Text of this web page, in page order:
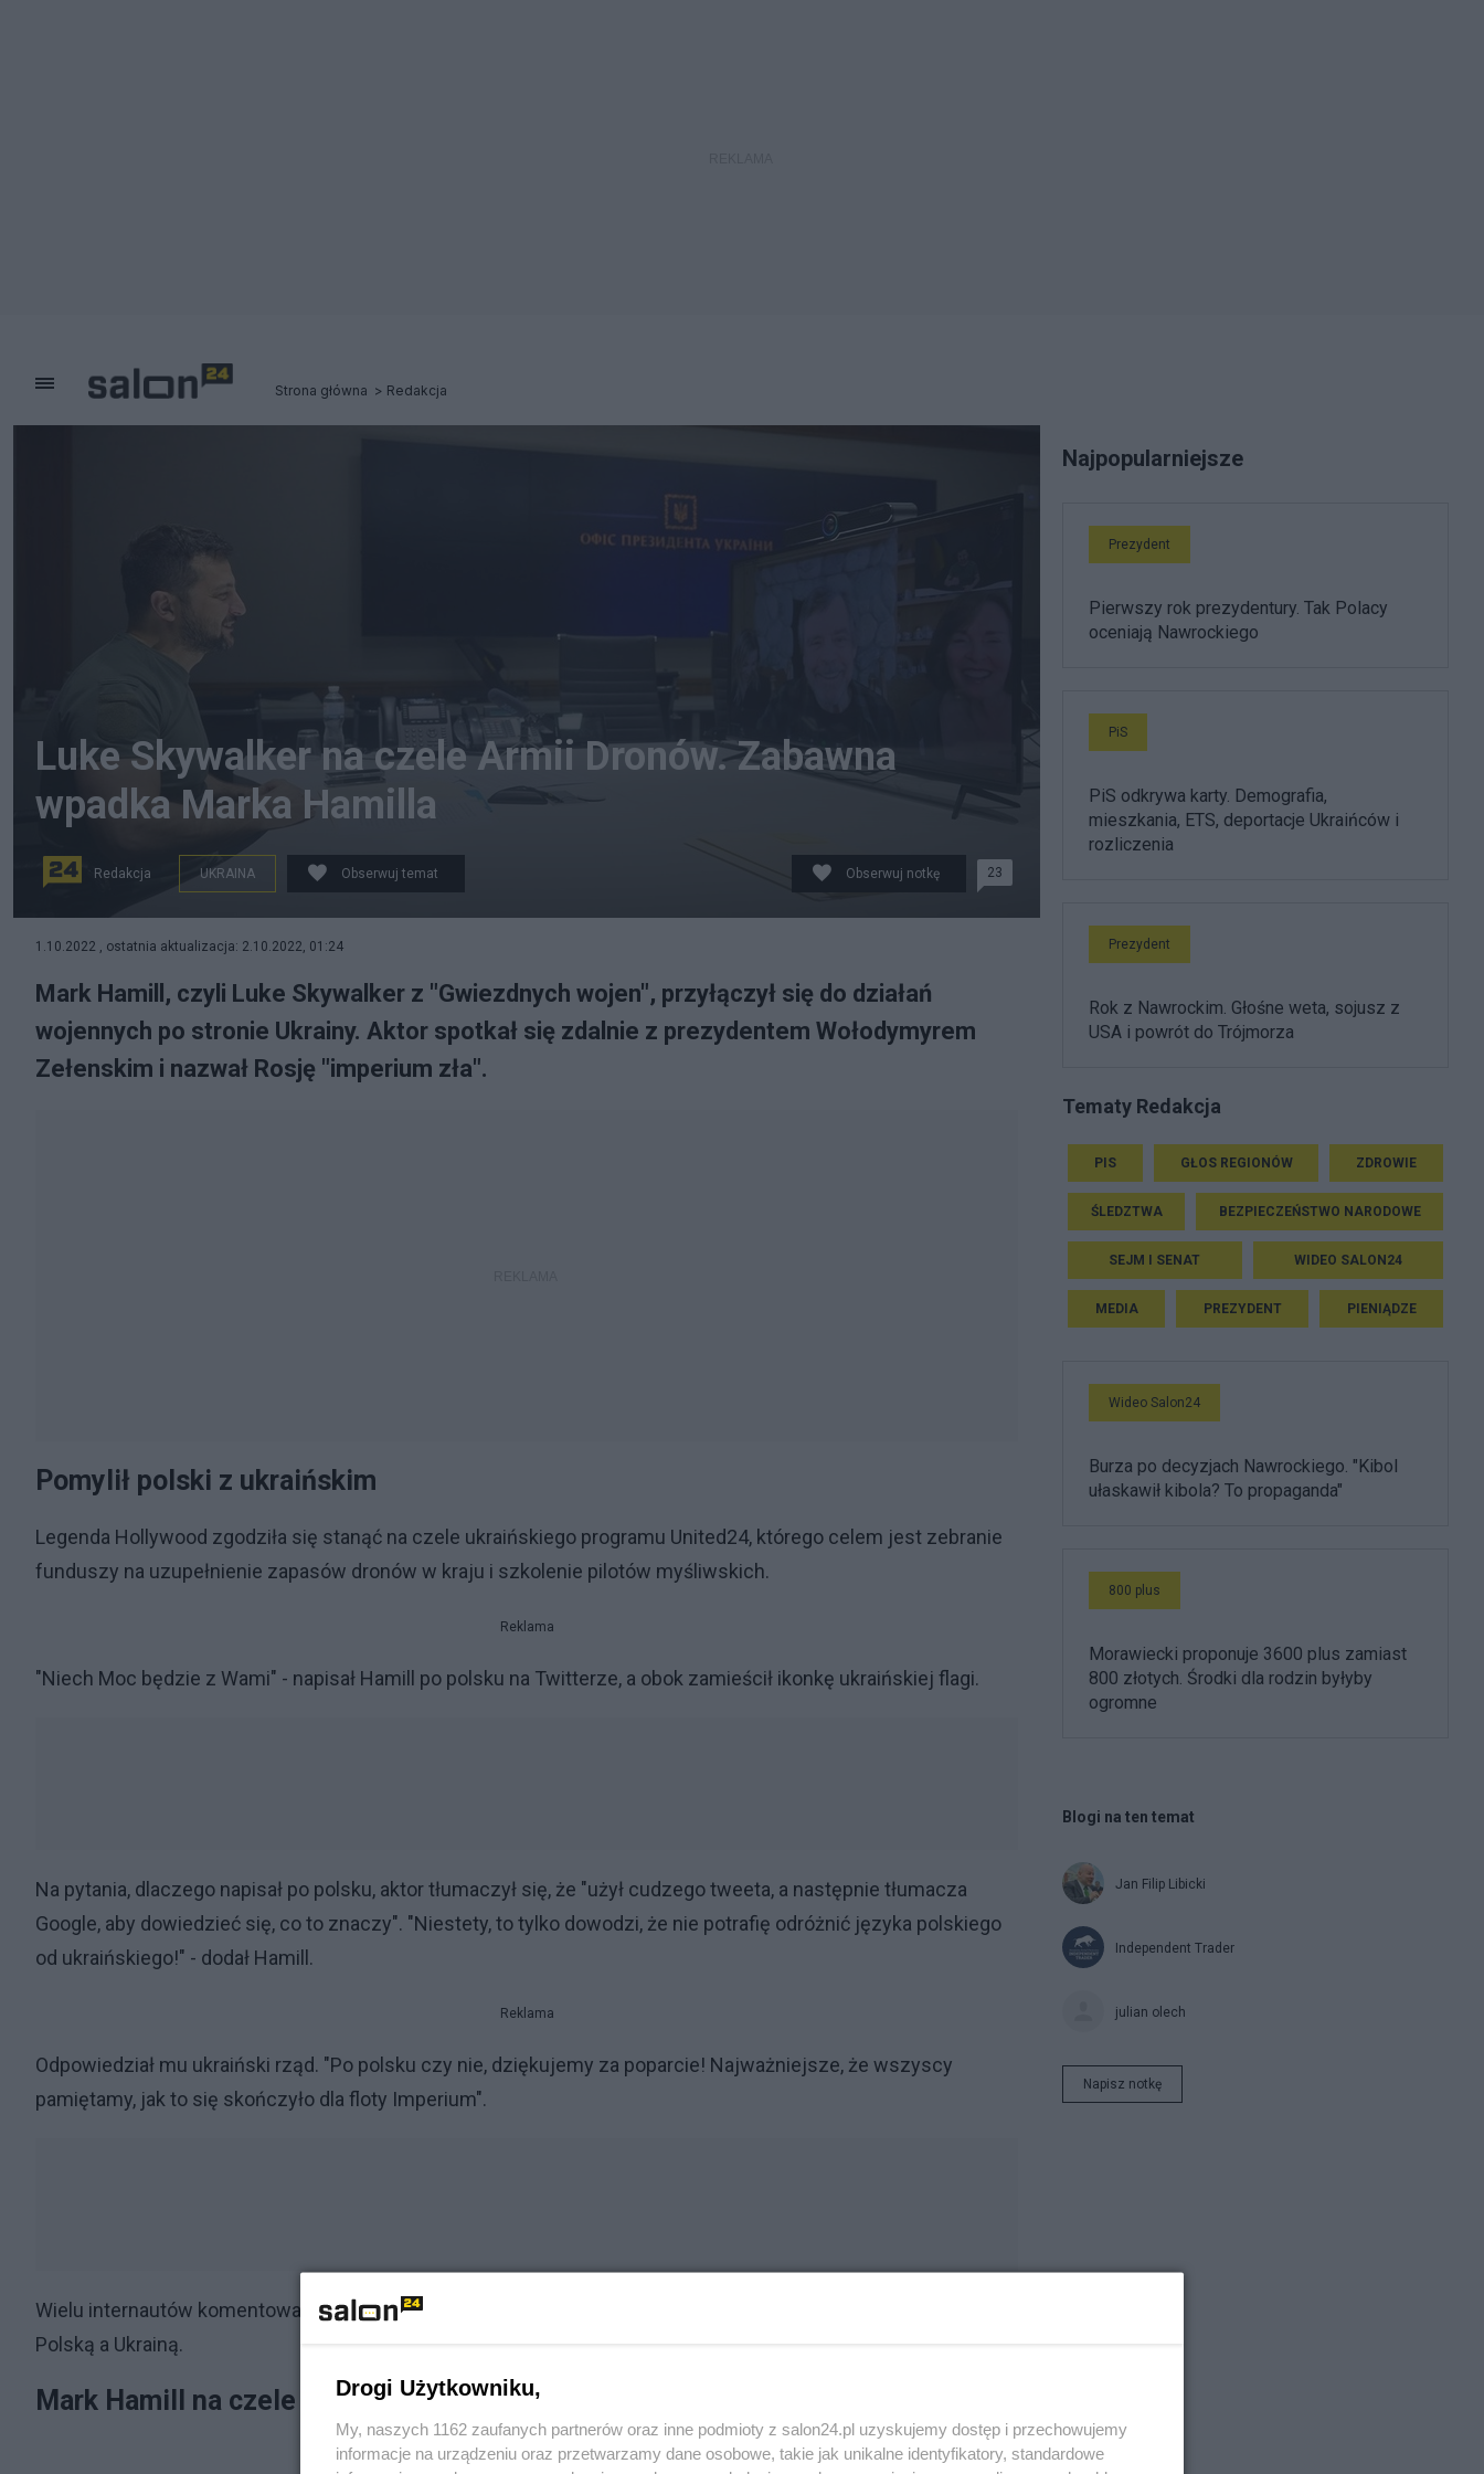
Strona główna Redakcja
Luke Skywalker na czele Armii Dronów. Zabawna
wpadka Marka Hamilla
Redakcja UKRAINA Obserwuj temat Obserwuj notkę 23
1.10.2022 , ostatnia aktualizacja: 2.10.2022, 01:24
Mark Hamill, czyli Luke Skywalker z "Gwiezdnych wojen", przyłączył się do działań
wojennych po stronie Ukrainy. Aktor spotkał się zdalnie z prezydentem Wołodymyrem
Zełenskim i nazwał Rosję "imperium zła".
Pomylił polski z ukraińskim
Legenda Hollywood zgodziła się stanąć na czele ukraińskiego programu United24, którego celem jest zebranie
funduszy na uzupełnienie zapasów dronów w kraju i szkolenie pilotów myśliwskich.
Reklama
"Niech Moc będzie z Wami" - napisał Hamill po polsku na Twitterze, a obok zamieścił ikonkę ukraińskiej flagi.
Na pytania, dlaczego napisał po polsku, aktor tłumaczył się, że "użył cudzego tweeta, a następnie tłumacza
Google, aby dowiedzieć się, co to znaczy". "Niestety, to tylko dowodzi, że nie potrafię odróżnić języka polskiego
od ukraińskiego!" - dodał Hamill.
Reklama
Odpowiedział mu ukraiński rząd. "Po polsku czy nie, dziękujemy za poparcie! Najważniejsze, że wszyscy
pamiętamy, jak to się skończyło dla floty Imperium".
Wielu internautów komentowało, że nic się nie stało, bo w ten sposób symbolicznie pokazał przyjaźń między
Polską a Ukrainą.
Mark Hamill na czele Armii Dronów
Reklama
Najpopularniejsze
Prezydent
Pierwszy rok prezydentury. Tak Polacy
oceniają Nawrockiego
PiS
PiS odkrywa karty. Demografia,
mieszkania, ETS, deportacje Ukraińców i
rozliczenia
Prezydent
Rok z Nawrockim. Głośne weta, sojusz z
USA i powrót do Trójmorza
Tematy Redakcja
PIS GŁOS REGIONÓW ZDROWIE
ŚLEDZTWA BEZPIECZEŃSTWO NARODOWE
SEJM I SENAT WIDEO SALON24
MEDIA PREZYDENT PIENIĄDZE
Wideo Salon24
Burza po decyzjach Nawrockiego. "Kibol
ułaskawił kibola? To propaganda"
800 plus
Morawiecki proponuje 3600 plus zamiast
800 złotych. Środki dla rodzin byłyby
ogromne
Blogi na ten temat
Jan Filip Libicki
Independent Trader
julian olech
Napisz notkę
Drogi Użytkowniku,
My, naszych 1162 zaufanych partnerów oraz inne podmioty z salon24.pl uzyskujemy dostęp i przechowujemy
informacje na urządzeniu oraz przetwarzamy dane osobowe, takie jak unikalne identyfikatory, standardowe